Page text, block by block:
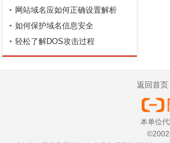
世界性的域名盛会
网站域名应如何正确设置解析
如何保护域名信息安全
轻松了解DOS攻击过程
返回首页
本单位代
©2002-